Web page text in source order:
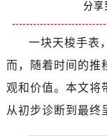
分享
一块天梭手表
而，随着时间的推
观和价值。本文将
从初步诊断到最终